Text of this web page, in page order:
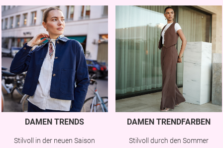
DAMEN TRENDS
Stilvoll in der neuen Saison
DAMEN TRENDFARBEN
Stilvoll durch den Sommer